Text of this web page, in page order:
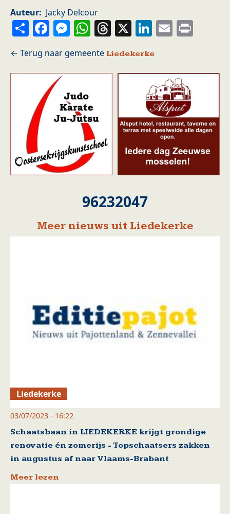
Auteur
Jacky Delcour
ShareFacebook
Messenger
WhatsApp
Threads
X LinkedIn
Email
Liedekerke
96232047
Meer nieuws uit Liedekerke
Liedekerke
03/07/2023 - 16:22
Schaatsbaan in LIEDEKERKE krijgt grondige
renovatie én zomerijs - Topschaatsers zakken
in augustus af naar Vlaams-Brabant
Meer lezen